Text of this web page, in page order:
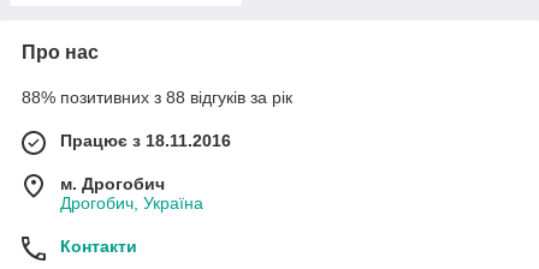
Про нас
88% позитивних з 88 відгуків за рік
Працює з 18.11.2016
м. Дрогобич
Дрогобич, Україна
Контакти